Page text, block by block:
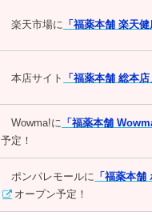
楽天市場に 「福薬本舗 楽天健
本店サイト 「福薬本舗 総本店
Wowma!に 「福薬本舗
予定！
ポンパレモールに 「福薬本舗
オープン予定！